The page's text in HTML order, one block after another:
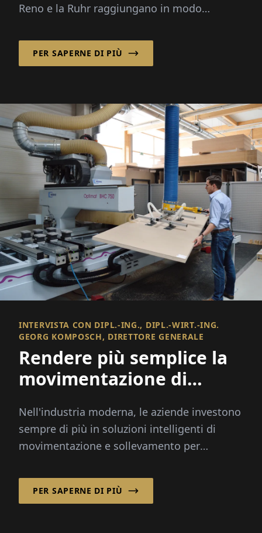
Reno e la Ruhr raggiungano in modo
PER SAPERNE DI PIÙ
INTERVISTA CON DIPL.-ING., DIPL.-WIRT.-ING.
GEORG KOMPOSCH, DIRETTORE GENERALE
Rendere più semplice la
movimentazione di
Nell'industria moderna, le aziende investono
sempre di più in soluzioni intelligenti di
movimentazione e sollevamento per
PER SAPERNE DI PIÙ